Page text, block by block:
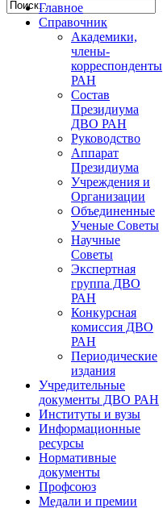
Главное
Справочник
Академики,
члены-
корреспонденты
РАН
Состав
Президиума
ДВО РАН
Руководство
Аппарат
Президиума
Учреждения и
Организации
Объединенные
Ученые Советы
Научные
Советы
Экспертная
группа ДВО
РАН
Конкурсная
комиссия ДВО
РАН
Периодические
издания
Учредительные
документы ДВО РАН
Институты и вузы
Информационные
ресурсы
Нормативные
документы
Профсоюз
Медали и премии